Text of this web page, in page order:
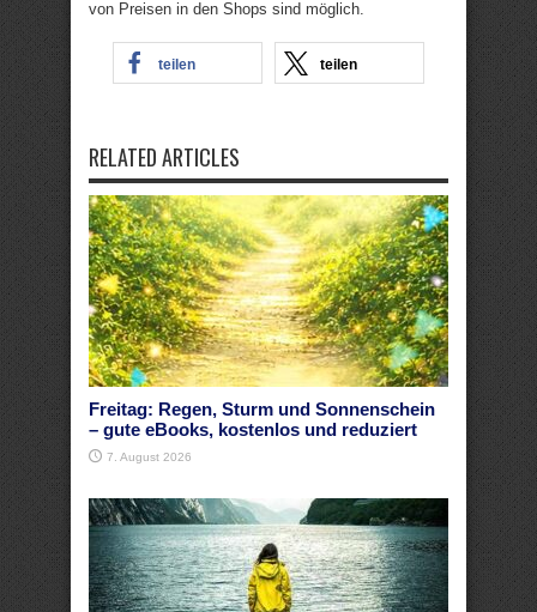
von Preisen in den Shops sind möglich.
teilen teilen
RELATED ARTICLES
Freitag: Regen, Sturm und Sonnenschein
– gute eBooks, kostenlos und reduziert
7. August 2026